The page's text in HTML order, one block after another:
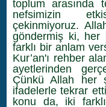
toplum arasında
nefsimizin
çekinmiyoruz.
göndermiş ki, her
farklı bir anlam
Kur’an'ı rehber
ayetlerinden
Çünkü Allah her
ifadelerle tekrar
konu da, iki